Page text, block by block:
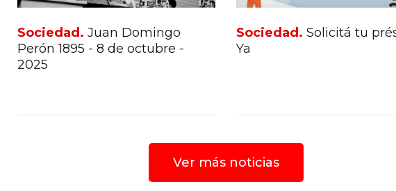
Sociedad. Juan Domingo
Perón 1895 - 8 de octubre -
2025
Sociedad. Solicitá tu
Ya
Ver más noticias